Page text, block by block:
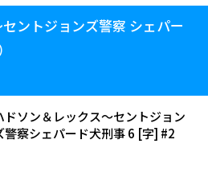
ントジョンズ警察 シェパー
ドソン＆レックス～セントジョン
警察シェパード犬刑事 6 [字] #2